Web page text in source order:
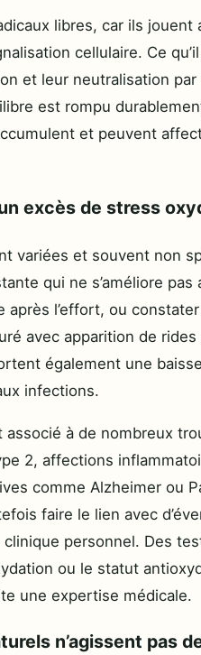
libres, car ils jouent
cellulaire. Ce qu’il
et leur neutralisation par
est rompu
et peuvent
excès de stress
variées et souvent non
qui ne s’améliore pas
l’effort, ou
avec apparition de rides
également une
infections.
à de nombreux
2, affections
comme Alzheimer ou
faire le lien avec
personnel. Des
ou le statut
une expertise médicale.
n’agissent pas